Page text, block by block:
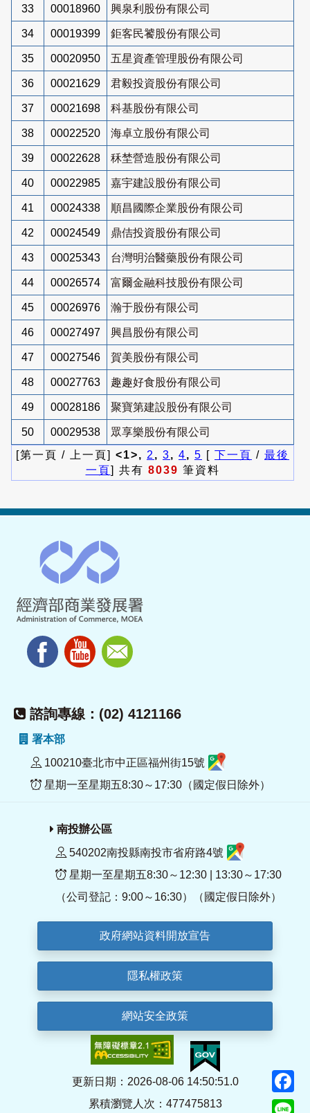
33 00018960 興泉利股份有限公司
34 00019399 鉅客民饕股份有限公司
35 00020950 五星資產管理股份有限公司
36 00021629 君毅投資股份有限公司
37 00021698 科基股份有限公司
38 00022520 海卓立股份有限公司
39 00022628 秝埜營造股份有限公司
40 00022985 嘉宇建設股份有限公司
41 00024338 順昌國際企業股份有限公司
42 00024549 鼎佶投資股份有限公司
43 00025343 台灣明治醫藥股份有限公司
44 00026574 富爾金融科技股份有限公司
45 00026976 瀚于股份有限公司
46 00027497 興昌股份有限公司
47 00027546 賀美股份有限公司
48 00027763 趣趣好食股份有限公司
49 00028186 聚寶第建設股份有限公司
50 00029538
眾享樂股份有限公司
[第一頁 / 上一頁] <1>, 2 , 3, 4, 5 [ 下一頁 / 最後
一頁] 共有 8039 筆資料
諮詢專線：(02) 4121166
署本部
100210臺北市中正區福州街15號
星期一至星期五8:30～17:30（國定假日除外）
南投辦公區
540202南投縣南投市省府路4號
星期一至星期五8:30～12:30 | 13:30～17:30
（公司登記：9:00～16:30）（國定假日除外）
政府網站資料開放宣告
隱私權政策
網站安全政策
更新日期：2026-08-06 14:50:51.0
累積瀏覽人次：477475813